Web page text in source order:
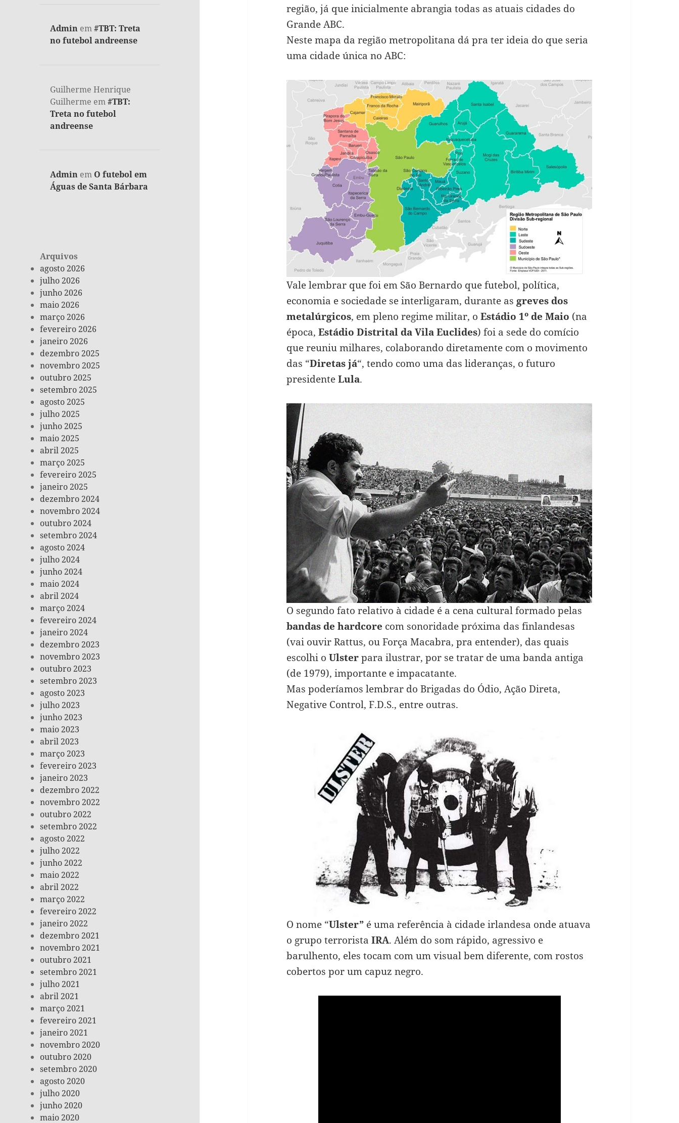
Admin em#TBT: Treta
no futebol andreense
Guilherme Henrique
Guilherme em#TBT:
Treta no futebol
andreense
Admin em O futebol em
Águas de Santa Bárbara
Arquivos
agosto 2026
julho 2026
junho 2026
maio 2026
março 2026
fevereiro 2026
janeiro 2026
dezembro 2025
novembro 2025
outubro 2025
setembro 2025
agosto 2025
julho 2025
junho 2025
maio 2025
abril 2025
março 2025
fevereiro 2025
janeiro 2025
dezembro 2024
novembro 2024
outubro 2024
setembro 2024
agosto 2024
julho 2024
junho 2024
maio 2024
abril 2024
março 2024
fevereiro 2024
janeiro 2024
dezembro 2023
novembro 2023
outubro 2023
setembro 2023
agosto 2023
julho 2023
junho 2023
maio 2023
abril 2023
março 2023
fevereiro 2023
janeiro 2023
dezembro 2022
novembro 2022
outubro 2022
setembro 2022
agosto 2022
julho 2022
junho 2022
maio 2022
abril 2022
março 2022
fevereiro 2022
janeiro 2022
dezembro 2021
novembro 2021
outubro 2021
setembro 2021
julho 2021
abril 2021
março 2021
fevereiro 2021
janeiro 2021
novembro 2020
outubro 2020
setembro 2020
agosto 2020
julho 2020
junho 2020
maio 2020
região, já que inicialmente abrangia todas as atuais cidades do
Grande ABC.
Neste mapa da região metropolitana dá pra ter ideia do que seria
uma cidade única no ABC:
Vale lembrar que foi em São Bernardo que futebol, política,
economia e sociedade se interligaram, durante as greves dos
metalúrgicos, em pleno regime militar, o Estádio 1º de Maio (na
época, Estádio Distrital da Vila Euclides) foi a sede do comício
que reuniu milhares, colaborando diretamente com o movimento
das “Diretas já“, tendo como uma das lideranças, o futuro
presidenteLula.
O segundo fato relativo à cidade é a cena cultural formado pelas
bandas de hardcore com sonoridade próxima das finlandesas
(vai ouvir Rattus, ou Força Macabra, pra entender), das quais
escolhi o Ulsterpara ilustrar, por se tratar de uma banda antiga
(de 1979), importante e impacatante.
Mas poderíamos lembrar do Brigadas do Ódio, Ação Direta,
Negative Control, F.D.S., entre outras.
O nome “Ulster”é uma referência à cidade irlandesa onde atuava
o grupo terrorista IRA. Além do som rápido, agressivo e
barulhento, eles tocam com um visual bem diferente, com rostos
cobertos por um capuz negro.